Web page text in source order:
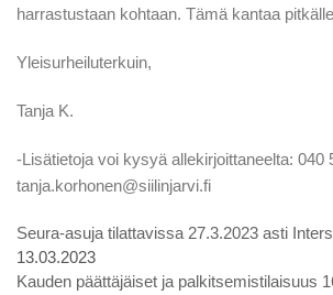
harrastustaan kohtaan. Tämä kantaa
Yleisurheiluterkuin,
Tanja K.
-Lisätietoja voi kysyä allekirjoittaneelta: 040
tanja.korhonen@siilinjarvi.fi
Seura-asuja tilattavissa 27.3.2023 asti
13.03.2023
Kauden päättäjäiset ja palkitsemistilaisuus